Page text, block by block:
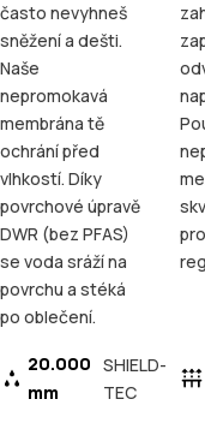
často nevyhneš
sněžení a dešti.
Naše
nepromokavá
membrána tě
ochrání před
vlhkostí. Díky
povrchové úpravě
DWR (bez PFAS)
se voda sráží na
povrchu a stéká
po oblečení.
20.000
mm
SHIELD-
TEC